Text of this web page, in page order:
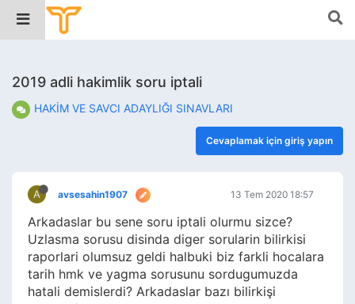
2019 adli hakimlik soru iptali
HAKİM VE SAVCI ADAYLIĞI SINAVLARI
Cevaplamak için giriş yapın
A avsesahin1907 13 Tem 2020 18:57
Arkadaslar bu sene soru iptali olurmu sizce?
Uzlasma sorusu disinda diger sorularin bilirkisi
raporlari olumsuz geldi halbuki biz farkli hocalara
tarih hmk ve yagma sorusunu sordugumuzda
hatali demislerdi? Arkadaslar bazı bilirkişi